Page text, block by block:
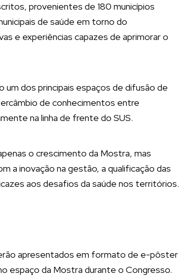
provenientes de 180 municípios
de saúde em torno do
e experiências capazes de aprimorar o
um dos principais espaços de difusão de
de conhecimentos entre
na linha de frente do SUS.
o crescimento da Mostra, mas
a inovação na gestão, a qualificação das
aos desafios da saúde nos territórios.
apresentados em formato de e-pôster
espaço da Mostra durante o Congresso.